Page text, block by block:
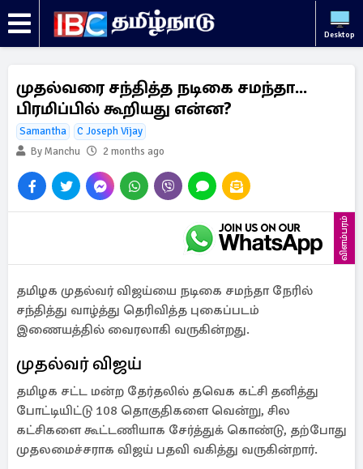
Desktop
முதல்வரை சந்தித்த நடிகை சமந்தா...
பிரமிப்பில் கூறியது என்ன?
Samantha
C Joseph Vijay
By Manchu
2 months ago
விளம்பரம்
தமிழக முதல்வர் விஜய்யை நடிகை சமந்தா நேரில்
சந்தித்து வாழ்த்து தெரிவித்த புகைப்படம்
இணையத்தில் வைரலாகி வருகின்றது.
முதல்வர் விஜய்
தமிழக சட்ட மன்ற தேர்தலில் தவெக கட்சி தனித்து
போட்டியிட்டு 108 தொகுதிகளை வென்று, சில
கட்சிகளை கூட்டணியாக சேர்த்துக் கொண்டு, தற்போது
முதலமைச்சராக விஜய் பதவி வகித்து வருகின்றார்.